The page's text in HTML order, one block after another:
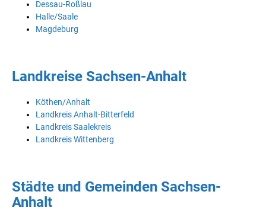
Dessau-Roßlau
Halle/Saale
Magdeburg
Landkreise Sachsen-Anhalt
Köthen/Anhalt
Landkreis Anhalt-Bitterfeld
Landkreis Saalekreis
Landkreis Wittenberg
Städte und Gemeinden Sachsen-
Anhalt